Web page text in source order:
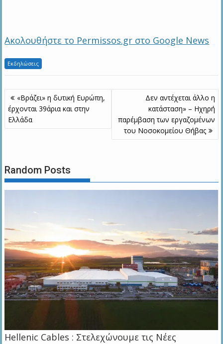
Ακολουθήστε το Permissos.gr στο Google News
Εκδηλώσεις
Πλοήγηση
άρθρων
«Βράζει» η δυτική Ευρώπη,
έρχονται 39άρια και στην
Ελλάδα
Δεν αντέχεται άλλο η
κατάσταση» – Ηχηρή
παρέμβαση των εργαζομένων
του Νοσοκομείου Θήβας
Random Posts
Hellenic Cables : Στελεχώνουμε τις Νέες